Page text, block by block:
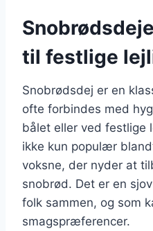
til festlige
Snobrødsdej er en
ofte forbindes med
bålet eller ved festlige
ikke kun populær
voksne, der nyder at
snobrød. Det er en
folk sammen, og som
smagspræferencer.